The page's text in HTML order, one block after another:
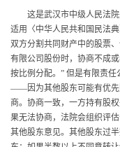
这是武汉市中级人民法
适用〈中华人民共和国民法
双方分割共同财产中的股票
有限公司股份时，协商不成
按比例分配。” 但是有限责
——因为其他股东可能有优先
商。协商一致，一方持有股
果无法协商，法院会组织评
其他股东意见。其他股东过